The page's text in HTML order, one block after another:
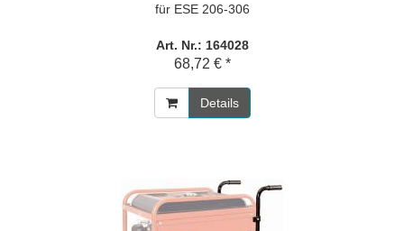
für ESE 206-306
Art. Nr.: 164028
68,72 € *
Details